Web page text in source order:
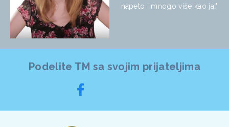
napeto i mnogo više kao ja."
Podelite TM sa svojim prijateljima